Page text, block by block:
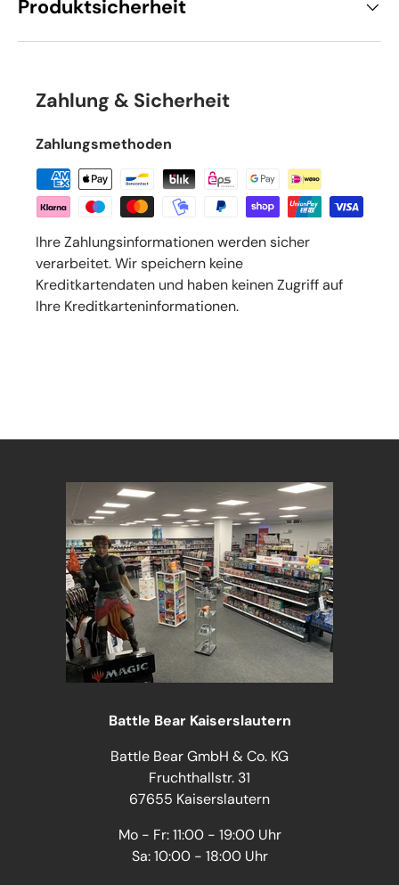
Produktsicherheit
Zahlung & Sicherheit
Zahlungsmethoden
Ihre Zahlungsinformationen werden sicher
verarbeitet. Wir speichern keine
Kreditkartendaten und haben keinen Zugriff auf
Ihre Kreditkarteninformationen.
Battle Bear Kaiserslautern
Battle Bear GmbH & Co. KG
Fruchthallstr. 31
67655 Kaiserslautern
Mo - Fr: 11:00 - 19:00 Uhr
Sa: 10:00 - 18:00 Uhr